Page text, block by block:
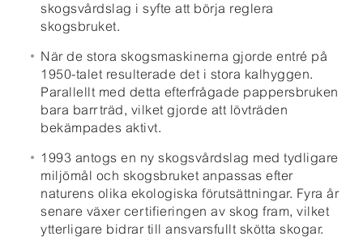
skogsvårdslag i syfte att börja reglera
skogsbruket.
När de stora skogsmaskinerna gjorde entré på
1950-talet resulterade det i stora kalhyggen.
Parallellt med detta efterfrågade pappersbruken
bara barrträd, vilket gjorde att lövträden
bekämpades aktivt.
1993 antogs en ny skogsvårdslag med tydligare
miljömål och skogsbruket anpassas efter
naturens olika ekologiska förutsättningar. Fyra år
senare växer certifieringen av skog fram, vilket
ytterligare bidrar till ansvarsfullt skötta skogar.